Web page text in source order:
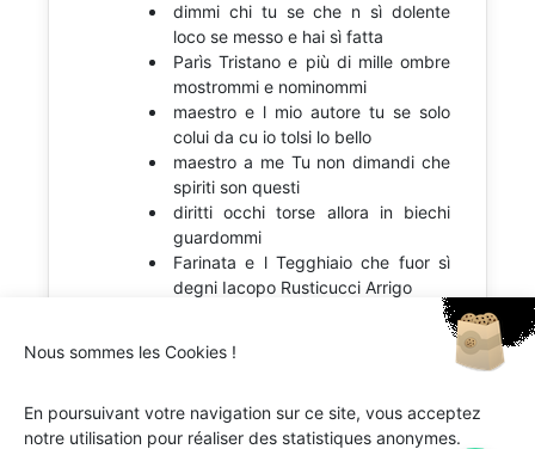
dimmi chi tu se che n sì dolente
loco se messo e hai sì fatta
Parìs Tristano e più di mille ombre
mostrommi e nominommi
maestro e l mio autore tu se solo
colui da cu io tolsi lo bello
maestro a me Tu non dimandi che
spiriti son questi
diritti occhi torse allora in biechi
guardommi
Farinata e l Tegghiaio che fuor sì
degni Iacopo Rusticucci Arrigo
Nous sommes les Cookies !
En poursuivant votre navigation sur ce site, vous acceptez
notre utilisation pour réaliser des statistiques anonymes.